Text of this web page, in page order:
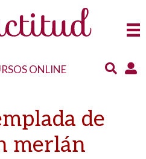
ONLINE
de
merlán